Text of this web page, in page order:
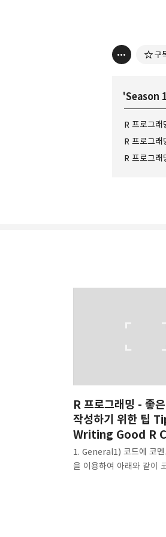
구
'Season
R 프로그
R 프로그
갈루아의 반서
R 프로그래밍 - 좋
작성하기 위한 팁
Writing Good R
1. General1) 코드에 코
을 이용하여 아래와 같이